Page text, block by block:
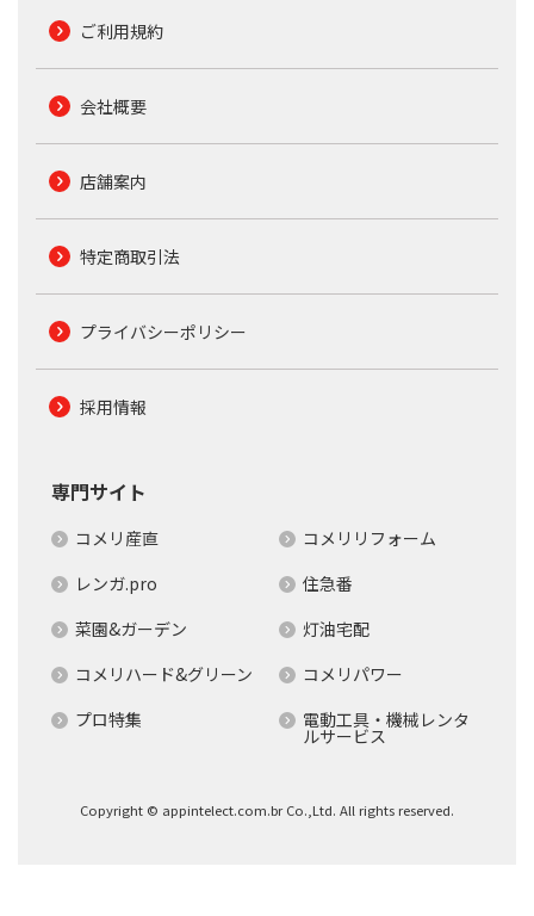
ご利用規約
会社概要
店舗案内
特定商取引法
プライバシーポリシー
採用情報
専門サイト
コメリ産直
コメリリフォーム
レンガ.pro
住急番
菜園&ガーデン
灯油宅配
コメリハード&グリーン
コメリパワー
プロ特集
電動工具・機械レンタ
ルサービス
Copyright © appintelect.com.br Co.,Ltd. All rights reserved.